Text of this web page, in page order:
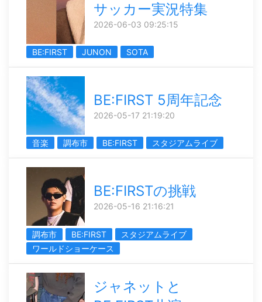
サッカー実況特集
2026-06-03 09:25:15
BE:FIRST JUNON SOTA
BE:FIRST 5周年記念
2026-05-17 21:19:20
音楽 調布市 BE:FIRST スタジアムライブ
BE:FIRSTの挑戦
2026-05-16 21:16:21
調布市 BE:FIRST
スタジアムライブ
ワールドショーケース
ジャネットと